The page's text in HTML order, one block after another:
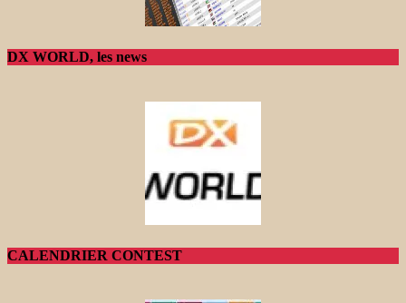
DX WORLD, les news
CALENDRIER CONTEST